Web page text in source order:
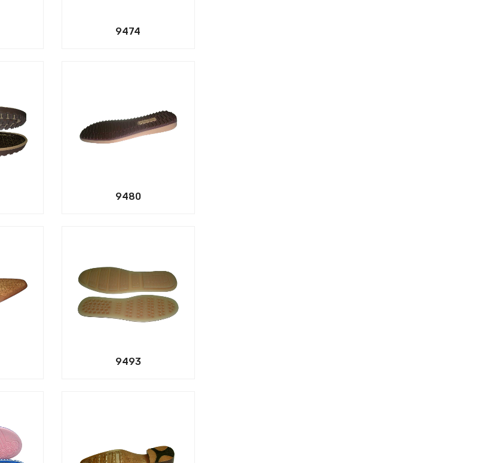
9474
9480
9493